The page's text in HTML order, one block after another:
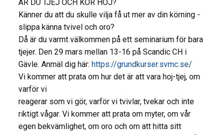
ÄR DU TJEJ OCH KÖR HOJ?
Känner du att du skulle vilja få ut mer av din körning -
slippa känna tvivel och oro?
Då är du varmt välkommen på ett seminarium för bara
tjejer. Den 29 mars mellan 13-16 på Scandic CH i
Gävle. Anmäl dig här: https://grundkurser.svmc.se/
Vi kommer att prata om hur det är att vara hoj-tjej, om
varför vi
reagerar som vi gör, varför vi tvivlar, tvekar och inte
riktigt vågar. Vi kommer att prata om myter, om vår
egen bekvämlighet, om oro och om att hitta sitt